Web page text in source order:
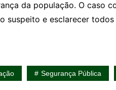
da população. O caso
suspeito e esclarecer
Segurança Pública